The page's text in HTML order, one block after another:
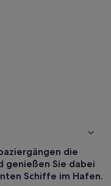
die
genießen Sie dabei
Schiffe im Hafen.